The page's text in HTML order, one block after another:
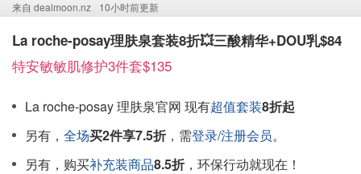
来自 dealmoon.nz 10小时前更新
La roche-posay理肤泉套装8折💥三酸精华+DOU乳$84
特安敏敏肌修护3件套$135
La roche-posay 理肤泉官网 现有超值套装8折起
另有， 全场买2件享7.5折 ，需登录/注册会员。
另有，购买补充装商品8.5折 ，环保行动就现在！